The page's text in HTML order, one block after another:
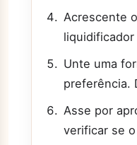
Acrescente
Unte uma
preferência.
Asse por
verificar se